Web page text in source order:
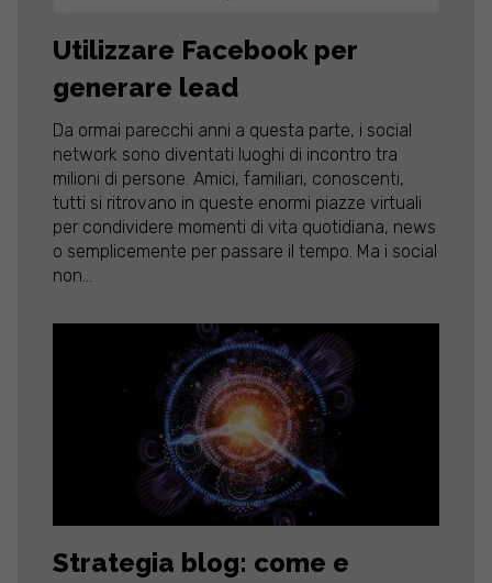
Utilizzare Facebook per
generare lead
Da ormai parecchi anni a questa parte, i social
network sono diventati luoghi di incontro tra
milioni di persone. Amici, familiari, conoscenti,
tutti si ritrovano in queste enormi piazze virtuali
per condividere momenti di vita quotidiana, news
o semplicemente per passare il tempo. Ma i social
non...
Strategia blog: come e